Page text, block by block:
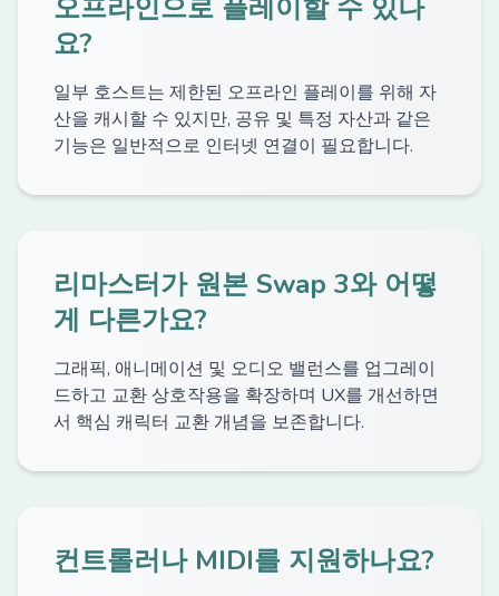
오프라인으로 플레이할 수 있나
요?
일부 호스트는 제한된 오프라인 플레이를 위해 자
산을 캐시할 수 있지만, 공유 및 특정 자산과 같은
기능은 일반적으로 인터넷 연결이 필요합니다.
리마스터가 원본 Swap 3와 어떻
게 다른가요?
그래픽, 애니메이션 및 오디오 밸런스를 업그레이
드하고 교환 상호작용을 확장하며 UX를 개선하면
서 핵심 캐릭터 교환 개념을 보존합니다.
컨트롤러나 MIDI를 지원하나요?